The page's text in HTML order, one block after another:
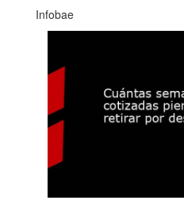
Infobae